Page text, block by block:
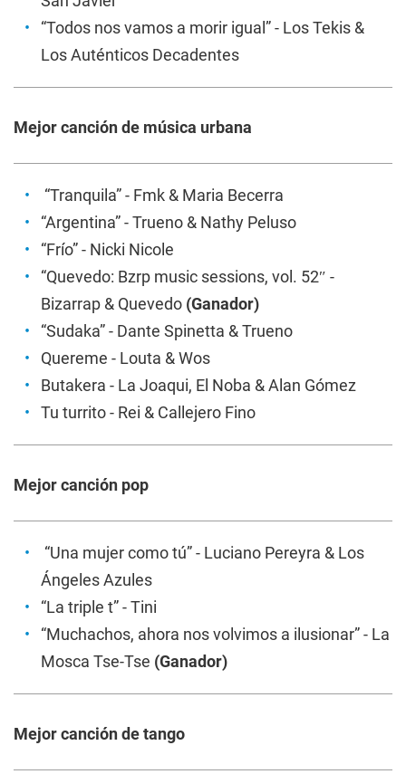
“Todos nos vamos a morir igual” - Los Tekis &
Los Auténticos Decadentes
Mejor canción de música urbana
“Tranquila” - Fmk & Maria Becerra
“Argentina” - Trueno & Nathy Peluso
“Frío” - Nicki Nicole
“Quevedo: Bzrp music sessions, vol. 52″ -
Bizarrap & Quevedo (Ganador)
“Sudaka” - Dante Spinetta & Trueno
Quereme - Louta & Wos
Butakera - La Joaqui, El Noba & Alan Gómez
Tu turrito - Rei & Callejero Fino
Mejor canción pop
“Una mujer como tú” - Luciano Pereyra & Los
Ángeles Azules
“La triple t” - Tini
“Muchachos, ahora nos volvimos a ilusionar” - La
Mosca Tse-Tse (Ganador)
Mejor canción de tango